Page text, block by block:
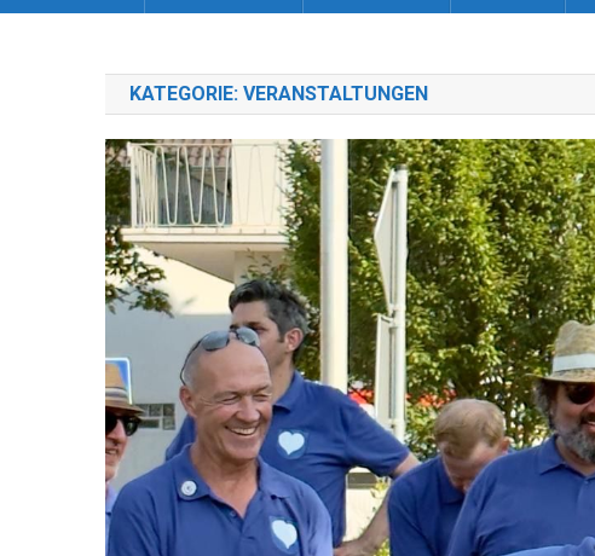
KATEGORIE: VERANSTALTUNGEN